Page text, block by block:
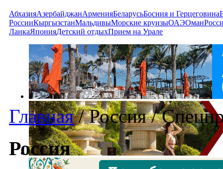
АбхазияАзербайджанАрменияБеларусьБосния и Герцеговина
РоссииКыргызстанМальдивыМорские круизыОАЭОман
ЛанкаЯпонияДетский отдыхПрием на Урале
Главная /Россия/
Россия